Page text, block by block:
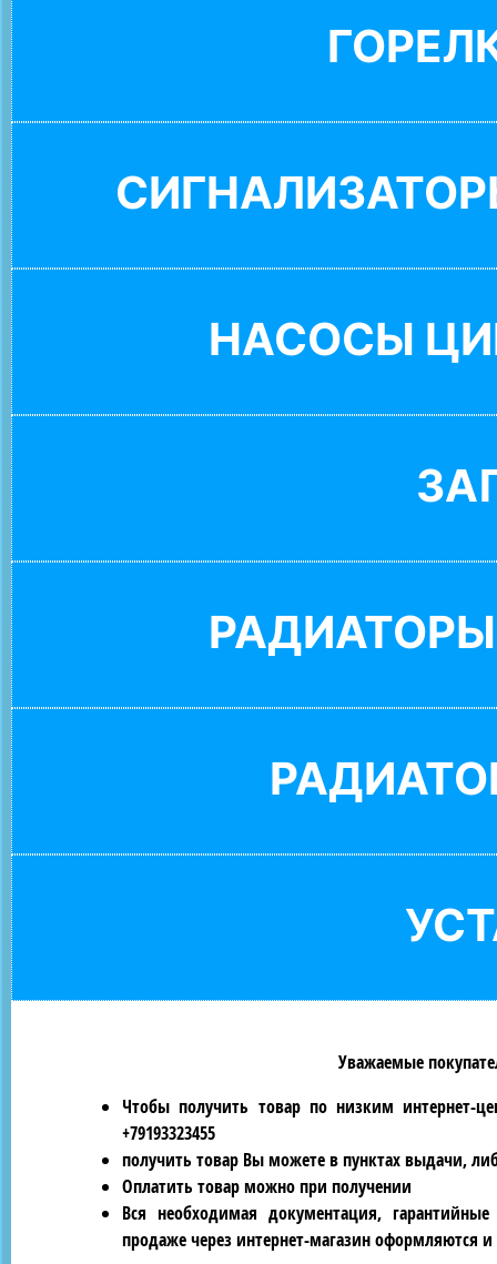
НАСОСЫ
Уважаемые
Чтобы получить товар по низким интернет-
+79193323455
получить товар Вы можете в пунктах выдачи,
Оплатить товар можно при получении
Вся необходимая документация,
продаже через интернет-магазин оформляются